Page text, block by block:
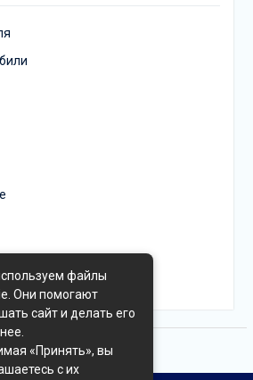
файлы
Они помогают
сайт и делать его
«Принять», вы
с их